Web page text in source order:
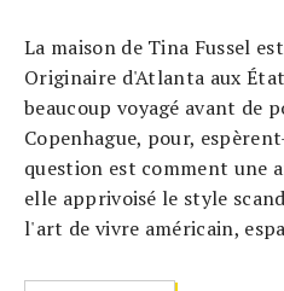
La maison de Tina Fussel
Originaire d'Atlanta aux
beaucoup voyagé avant de
Copenhague, pour,
question est comment une
elle apprivoisé le style
l'art de vivre américain,